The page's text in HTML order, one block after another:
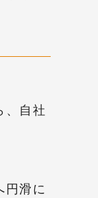
、自社
円滑に